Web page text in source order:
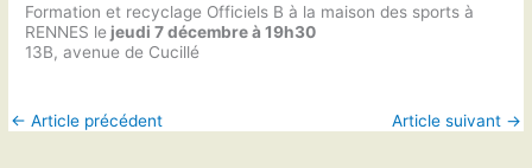
Formation et recyclage Officiels B à la maison des sports à
RENNES le jeudi 7 décembre à 19h30
13B, avenue de Cucillé
← Article précédent Article suivant →